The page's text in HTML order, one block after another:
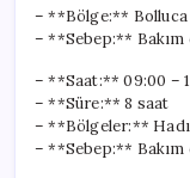
– **Bölge:** Bolluca
– **Sebep:** Bakım
– **Saat:** 09:00 –
– **Süre:** 8 saat
– **Bölgeler:**
– **Sebep:** Bakım